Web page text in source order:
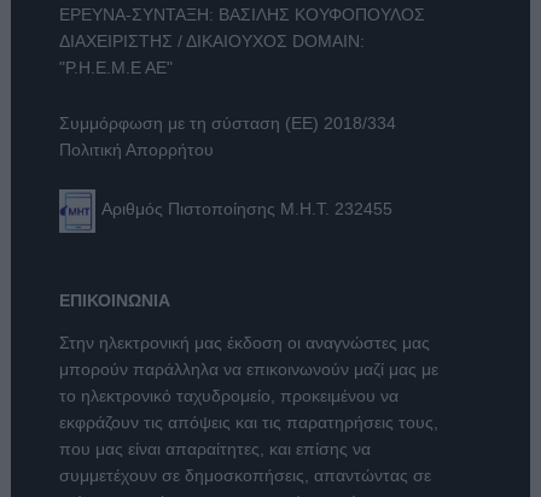
ΕΡΕΥΝΑ-ΣΥΝΤΑΞΗ: ΒΑΣΙΛΗΣ ΚΟΥΦΟΠΟΥΛΟΣ
ΔΙΑΧΕΙΡΙΣΤΗΣ / ΔΙΚΑΙΟΥΧΟΣ DOMAIN:
"Ρ.Η.Ε.Μ.Ε ΑΕ"
Συμμόρφωση με τη σύσταση (ΕΕ) 2018/334
Πολιτική Απορρήτου
Αριθμός Πιστοποίησης Μ.Η.Τ. 232455
ΕΠΙΚΟΙΝΩΝΙΑ
Στην ηλεκτρονική μας έκδοση οι αναγνώστες μας
μπορούν παράλληλα να επικοινωνούν μαζί μας με
το ηλεκτρονικό ταχυδρομείο, προκειμένου να
εκφράζουν τις απόψεις και τις παρατηρήσεις τους,
που μας είναι απαραίτητες, και επίσης να
συμμετέχουν σε δημοσκοπήσεις, απαντώντας σε